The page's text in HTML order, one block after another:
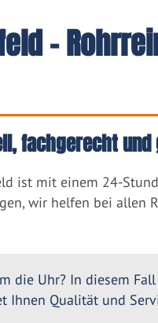
-
fachgerecht
ist mit einem 24-
wir helfen bei allen
die Uhr? In diesem
Ihnen Qualität und